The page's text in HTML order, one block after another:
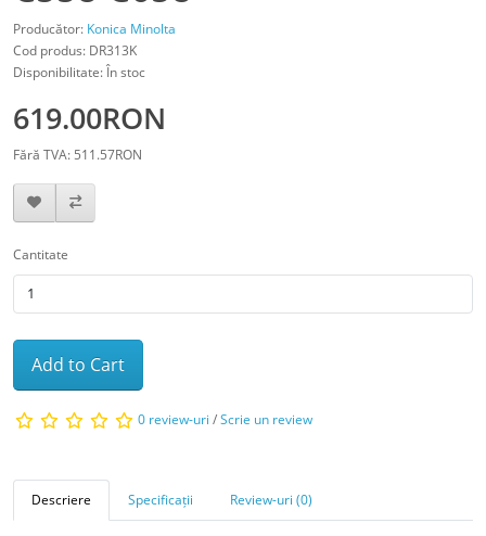
Producător: Konica Minolta
Cod produs: DR313K
Disponibilitate: În stoc
619.00RON
Fără TVA: 511.57RON
Cantitate
Add to Cart
0 review-uri /Scrie un review
Descriere Specificații Review-uri (0)